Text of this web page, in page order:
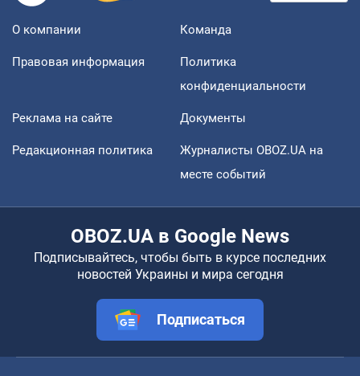
О компании Команда
Правовая информация
Политика
конфиденциальности
Реклама на сайте Документы
Редакционная политика
Журналисты OBOZ.UA на
месте событий
OBOZ.UA в Google News
Подписывайтесь, чтобы быть в курсе последних
новостей Украины и мира сегодня
Подписаться